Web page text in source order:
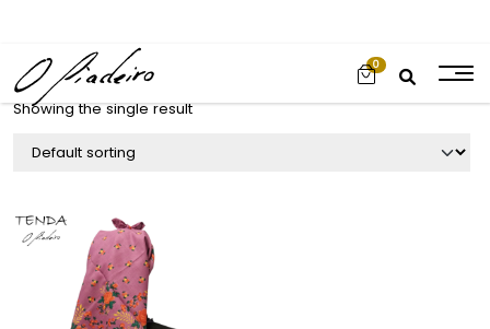
0
Showing the single result